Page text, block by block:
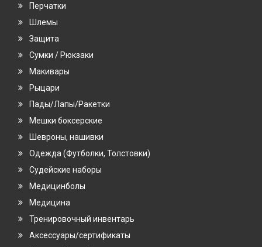
Перчатки
Шлемы
Защита
Сумки / Рюкзаки
Макивары
Рыцари
Пады/Лапы/Ракетки
Мешки боксерские
Шевроны, нашивки
Одежда (Футболки, Толстовки)
Судейские наборы
Медицинболы
Медицина
Тренировочный инвентарь
Аксессуары/сертификаты